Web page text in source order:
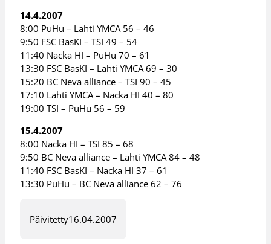
14.4.2007
8:00 PuHu – Lahti YMCA 56 – 46
9:50 FSC BasKI – TSI 49 – 54
11:40 Nacka HI – PuHu 70 – 61
13:30 FSC BasKI – Lahti YMCA 69 – 30
15:20 BC Neva alliance – TSI 90 – 45
17:10 Lahti YMCA – Nacka HI 40 – 80
19:00 TSI – PuHu 56 – 59
15.4.2007
8:00 Nacka HI – TSI 85 – 68
9:50 BC Neva alliance – Lahti YMCA 84 – 48
11:40 FSC BasKI – Nacka HI 37 – 61
13:30 PuHu – BC Neva alliance 62 – 76
Päivitetty16.04.2007